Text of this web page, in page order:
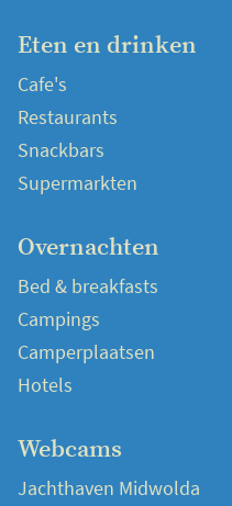
Eten en drinken
Cafe's
Restaurants
Snackbars
Supermarkten
Overnachten
Bed & breakfasts
Campings
Camperplaatsen
Hotels
Webcams
Jachthaven Midwolda